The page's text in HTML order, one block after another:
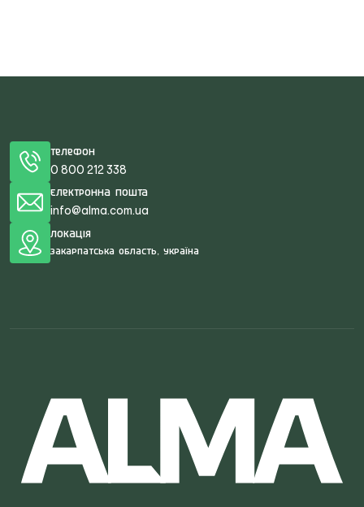
Телефон
0 800 212 338
Електронна пошта
info@alma.com.ua
Локація
Закарпатська область, Україна